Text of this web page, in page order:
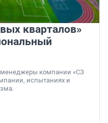
кварталов»
менеджеры компании «СЗ
испытаниях и